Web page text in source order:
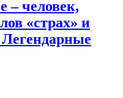
– человек,
«страх» и